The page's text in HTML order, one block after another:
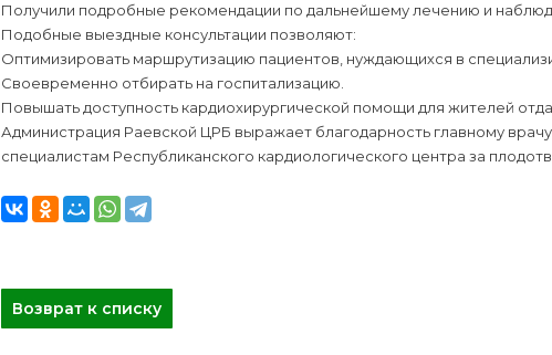
Получили подробные рекомендации по дальнейшему лечению и
Подобные выездные консультации позволяют:
Оптимизировать маршрутизацию пациентов, нуждающихся в
Своевременно отбирать на госпитализацию.
Повышать доступность кардиохирургической помощи для жителей
Администрация Раевской ЦРБ выражает благодарность главному
специалистам Республиканского кардиологического центра за
Возврат к списку